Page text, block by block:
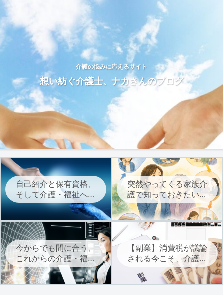
介護の悩みに応えるサイト
想い紡ぐ介護士、ナカさんのブログ
自己紹介と保有資格、
そして介護・福祉への
想いについて
突然やってくる家族介
護で知っておきたい、
介護サービスを始める
までの流れ
今からでも間に合う、
これからの介護・福祉
に必要なAIを学ぶ
【副業】消費税が議論
される今こそ、介護・
福祉職は自立に向けた
副業を考えよう